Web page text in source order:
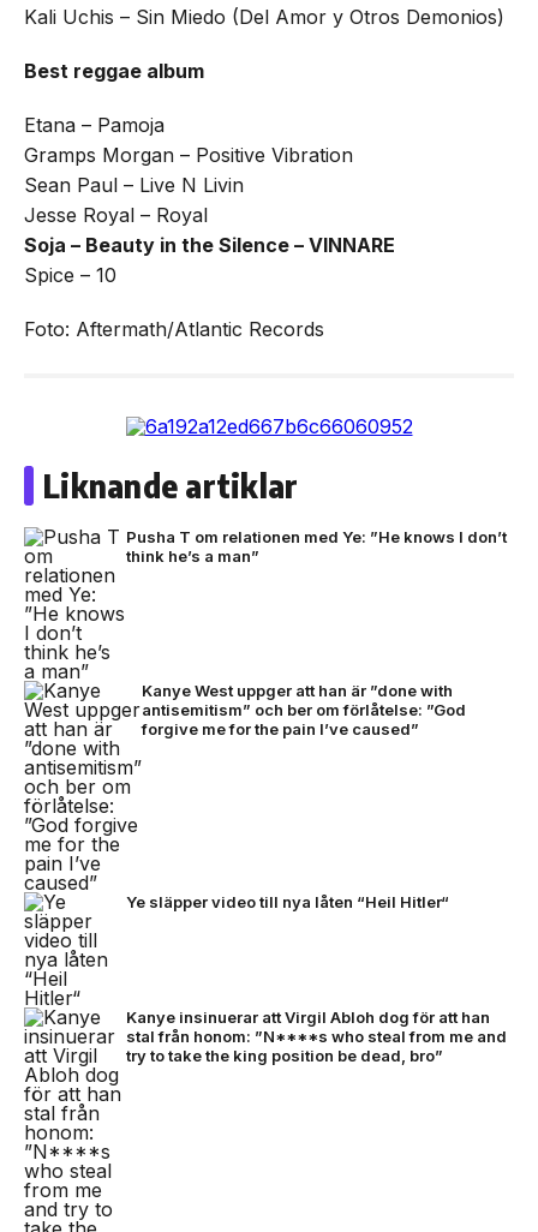
Kali Uchis – Sin Miedo (Del Amor y Otros Demonios)
Best reggae album
Etana – Pamoja
Gramps Morgan – Positive Vibration
Sean Paul – Live N Livin
Jesse Royal – Royal
Soja – Beauty in the Silence – VINNARE
Spice – 10
Foto: Aftermath/Atlantic Records
Liknande artiklar
Pusha T om relationen med Ye: ”He knows I don’t
think he’s a man”
Kanye West uppger att han är ”done with
antisemitism” och ber om förlåtelse: ”God
forgive me for the pain I’ve caused”
Ye släpper video till nya låten “Heil Hitler“
Kanye insinuerar att Virgil Abloh dog för att han
stal från honom: ”N****s who steal from me and
try to take the king position be dead, bro”